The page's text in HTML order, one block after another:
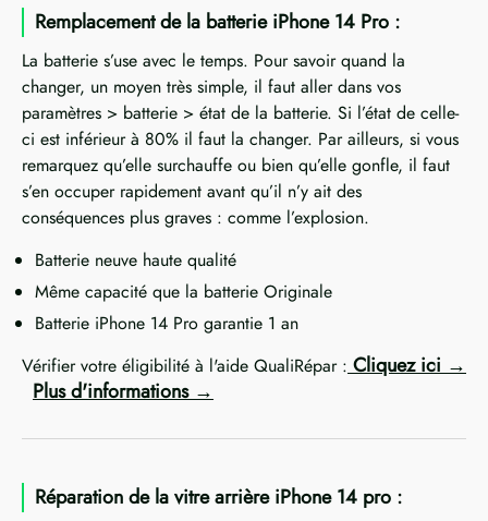
Remplacement de la batterie iPhone 14 Pro :
La batterie s’use avec le temps. Pour savoir quand la
changer, un moyen très simple, il faut aller dans vos
paramètres > batterie > état de la batterie. Si l’état de celle-
ci est inférieur à 80% il faut la changer. Par ailleurs, si vous
remarquez qu’elle surchauffe ou bien qu’elle gonfle, il faut
s’en occuper rapidement avant qu’il n’y ait des
conséquences plus graves : comme l’explosion.
Batterie neuve haute qualité
Même capacité que la batterie Originale
Batterie iPhone 14 Pro garantie 1 an
Vérifier votre éligibilité à l'aide QualiRépar : Cliquez ici
Plus d'informations
Réparation de la vitre arrière iPhone 14 pro :